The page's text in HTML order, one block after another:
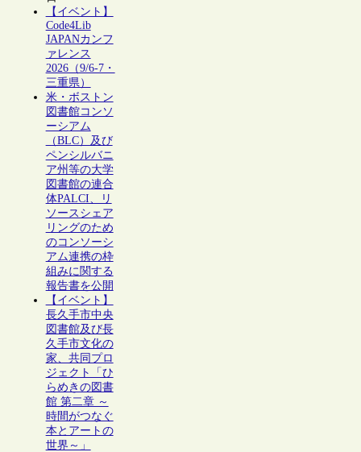
【イベント】
Code4Lib
JAPANカンフ
ァレンス
2026（9/6-7・
三重県）
米・ボストン
図書館コンソ
ーシアム
（BLC）及び
ペンシルバニ
ア州等の大学
図書館の連合
体PALCI、リ
ソースシェア
リングのため
のコンソーシ
アム連携の枠
組みに関する
報告書を公開
【イベント】
長久手市中央
図書館及び長
久手市文化の
家、共同プロ
ジェクト「ひ
らめきの図書
館 第二章 ～
時間がつなぐ
本とアートの
世界～」